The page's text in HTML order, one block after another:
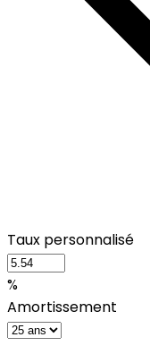
Taux personnalisé
%
Amortissement